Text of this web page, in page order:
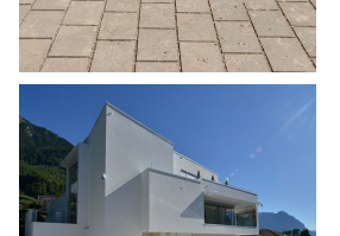
Rasenkantensteine/Randsteine
Reinigungs- & Pflegeprodukte
Steinbrunnen & Gartengestaltung
Terrassenplatten